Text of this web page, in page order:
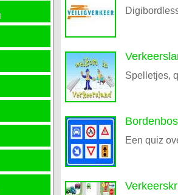
Spelletjes,
Bordenbos
Een quiz